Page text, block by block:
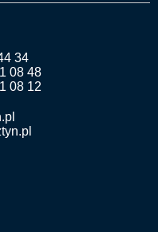
34
08 48
08 12